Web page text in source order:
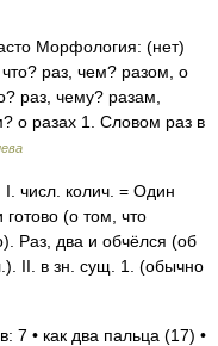
Морфология: (нет)
раз, чем? разом, о
раз, чему? разам,
о разах 1. Словом раз в
числ. колич. = Один
(о том, что
Раз, два и обчёлся (об
II. в зн. сущ. 1. (обычно
7 • как два пальца (17) •